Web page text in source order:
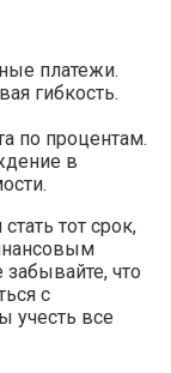
платежи.
гибкость.
по процентам.
в
тот срок,
что
с
учесть все